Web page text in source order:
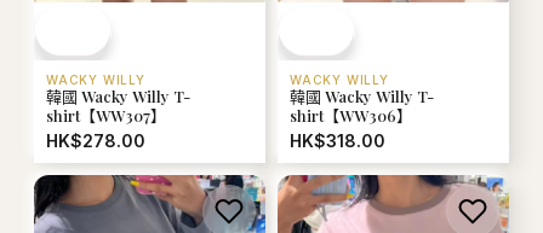
WACKY WILLY
韓國 Wacky Willy T-
shirt【WW307】
HK$278.00
WACKY WILLY
韓國 Wacky Willy T-
shirt【WW306】
HK$318.00